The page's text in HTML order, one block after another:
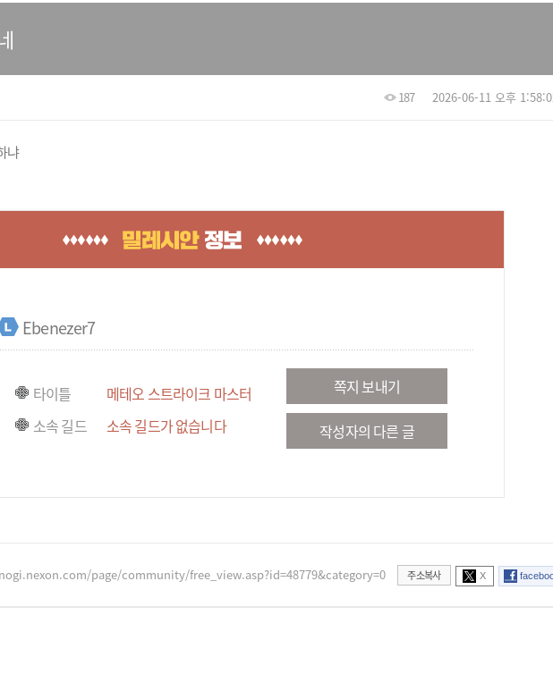
187 2026-06-11 오후
냐
Ebenezer7
타이틀
메테오 스트라이크 마스터
소속 길드
소속 길드가 없습니다
쪽지 보내기
작성자의 다른 글
page/community/free_view.asp?id=48779&category=0 주소복사 X